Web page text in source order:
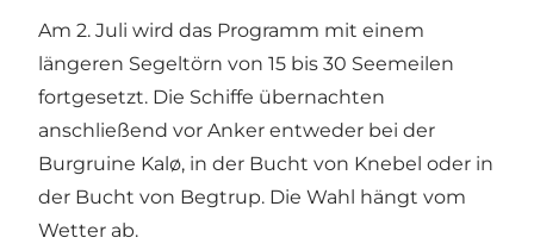
Am 2. Juli wird das Programm mit einem
längeren Segeltörn von 15 bis 30 Seemeilen
fortgesetzt. Die Schiffe übernachten
anschließend vor Anker entweder bei der
Burgruine Kalø, in der Bucht von Knebel oder in
der Bucht von Begtrup. Die Wahl hängt vom
Wetter ab.